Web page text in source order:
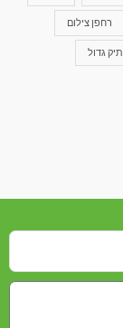
רחפן צילום
תיק גדול